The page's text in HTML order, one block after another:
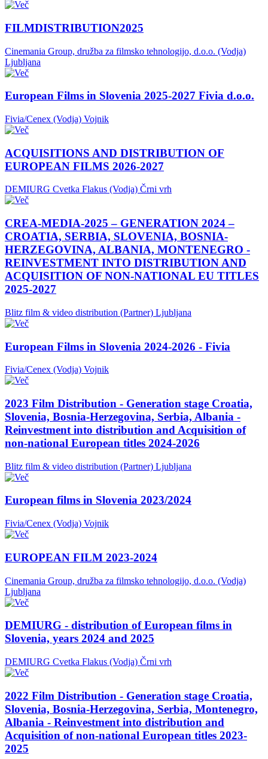
FILMDISTRIBUTION2025
Cinemania Group, družba za filmsko tehnologijo, d.o.o. (Vodja)
Ljubljana
European Films in Slovenia 2025-2027 Fivia d.o.o.
Fivia/Cenex (Vodja) Vojnik
ACQUISITIONS AND DISTRIBUTION OF
EUROPEAN FILMS 2026-2027
DEMIURG Cvetka Flakus (Vodja) Črni vrh
CREA-MEDIA-2025 – GENERATION 2024 –
CROATIA, SERBIA, SLOVENIA, BOSNIA-
HERZEGOVINA, ALBANIA, MONTENEGRO -
REINVESTMENT INTO DISTRIBUTION AND
ACQUISITION OF NON-NATIONAL EU TITLES
2025-2027
Blitz film & video distribution (Partner) Ljubljana
European Films in Slovenia 2024-2026 - Fivia
Fivia/Cenex (Vodja) Vojnik
2023 Film Distribution - Generation stage Croatia,
Slovenia, Bosnia-Herzegovina, Serbia, Albania -
Reinvestment into distribution and Acquisition of
non-national European titles 2024-2026
Blitz film & video distribution (Partner) Ljubljana
European films in Slovenia 2023/2024
Fivia/Cenex (Vodja) Vojnik
EUROPEAN FILM 2023-2024
Cinemania Group, družba za filmsko tehnologijo, d.o.o. (Vodja)
Ljubljana
DEMIURG - distribution of European films in
Slovenia, years 2024 and 2025
DEMIURG Cvetka Flakus (Vodja) Črni vrh
2022 Film Distribution - Generation stage Croatia,
Slovenia, Bosnia-Herzegovina, Serbia, Montenegro,
Albania - Reinvestment into distribution and
Acquisition of non-national European titles 2023-
2025